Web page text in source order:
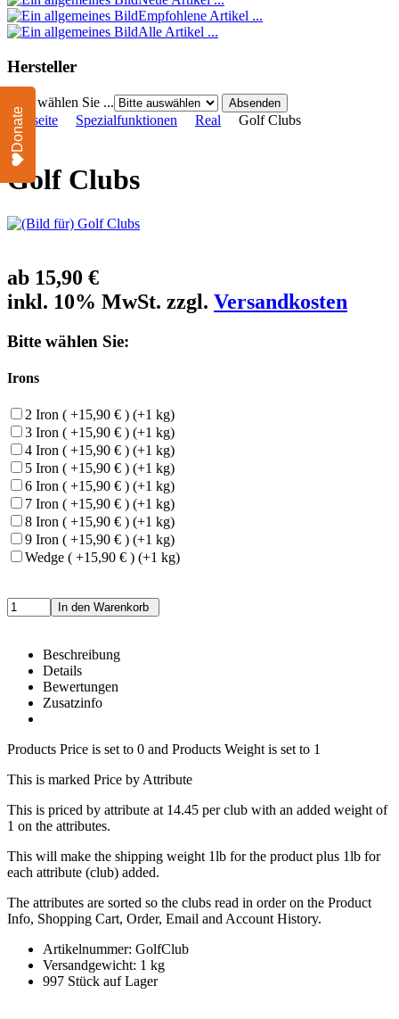
Empfohlene Artikel ...
Alle Artikel ...
Hersteller
Bitte wählen Sie ...
Startseite
Spezialfunktionen Real Golf Clubs
Golf Clubs
ab 15,90 €
inkl. 10% MwSt. zzgl. Versandkosten
Bitte wählen Sie:
Irons
2 Iron ( +15,90 € ) (+1 kg)
3 Iron ( +15,90 € ) (+1 kg)
4 Iron ( +15,90 € ) (+1 kg)
5 Iron ( +15,90 € ) (+1 kg)
6 Iron ( +15,90 € ) (+1 kg)
7 Iron ( +15,90 € ) (+1 kg)
8 Iron ( +15,90 € ) (+1 kg)
9 Iron ( +15,90 € ) (+1 kg)
Wedge ( +15,90 € ) (+1 kg)
Beschreibung
Details
Bewertungen
Zusatzinfo
Products Price is set to 0 and Products Weight is set to 1
This is marked Price by Attribute
This is priced by attribute at 14.45 per club with an added weight of
1 on the attributes.
This will make the shipping weight 1lb for the product plus 1lb for
each attribute (club) added.
The attributes are sorted so the clubs read in order on the Product
Info, Shopping Cart, Order, Email and Account History.
Artikelnummer: GolfClub
Versandgewicht: 1 kg
997 Stück auf Lager
Donate